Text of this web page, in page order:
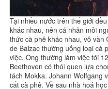
Tại nhiều nước trên thế giới
khác nhau, nên cá nhân mỗi
thức cà phê khác nhau, vô vàn
de Balzac thường uống loại cà
việc. Ông thường làm việc tới
Beethoven có thói quen lựa
tách Mokka. Johann Wolfgang
cất cà phê. Về sau nhà hoá